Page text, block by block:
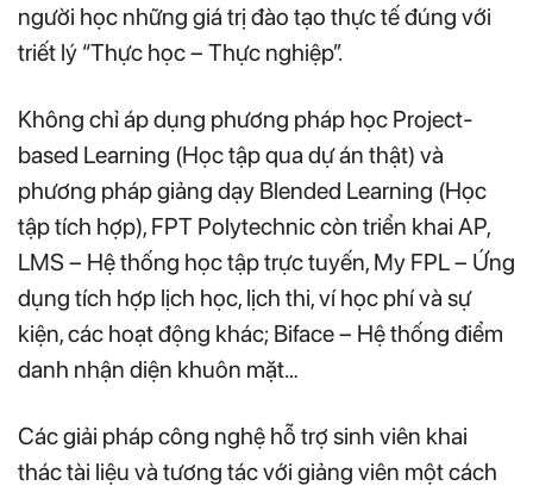
người học những giá trị đào tạo thực tế đúng với
triết lý “Thực học – Thực nghiệp”.
Không chỉ áp dụng phương pháp học Project-
based Learning (Học tập qua dự án thật) và
phương pháp giảng dạy Blended Learning (Học
tập tích hợp), FPT Polytechnic còn triển khai AP,
LMS – Hệ thống học tập trực tuyến, My FPL – Ứng
dụng tích hợp lịch học, lịch thi, ví học phí và sự
kiện, các hoạt động khác; Biface – Hệ thống điểm
danh nhận diện khuôn mặt…
Các giải pháp công nghệ hỗ trợ sinh viên khai
thác tài liệu và tương tác với giảng viên một cách